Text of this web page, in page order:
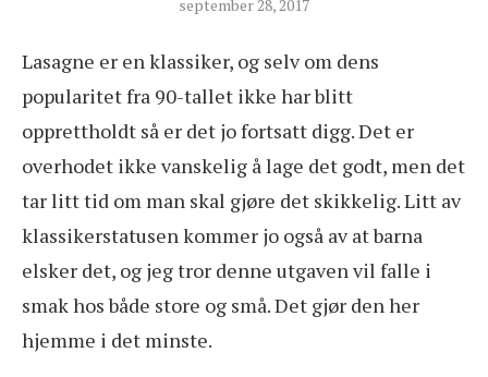
september 28, 2017
Lasagne er en klassiker, og selv om dens
popularitet fra 90-tallet ikke har blitt
opprettholdt så er det jo fortsatt digg. Det er
overhodet ikke vanskelig å lage det godt, men det
tar litt tid om man skal gjøre det skikkelig. Litt av
klassikerstatusen kommer jo også av at barna
elsker det, og jeg tror denne utgaven vil falle i
smak hos både store og små. Det gjør den her
hjemme i det minste.